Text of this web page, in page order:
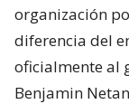
organización
diferencia del
oficialmente al
Benjamin